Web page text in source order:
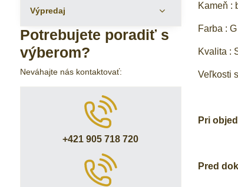
Kameň :
Farba : G
Kvalita :
Veľkosti
Pri
Pred
Výpredaj
Potrebujete poradiť s
výberom?
Neváhajte nás kontaktovať:
+421 905 718 720